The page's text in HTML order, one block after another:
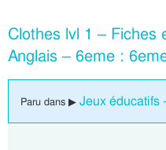
Clothes lvl 1 – Fiches
Anglais – 6eme :
Paru dans ▶ Jeux éducatifs